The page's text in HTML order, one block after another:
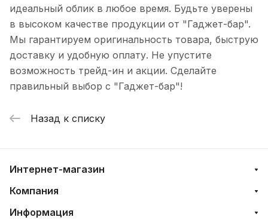
идеальный облик в любое время. Будьте уверены
в высоком качестве продукции от "Гаджет-бар".
Мы гарантируем оригинальность товара, быструю
доставку и удобную оплату. Не упустите
возможность трейд-ин и акции. Сделайте
правильный выбор с "Гаджет-бар"!
Назад к списку
Интернет-магазин
Компания
Информация